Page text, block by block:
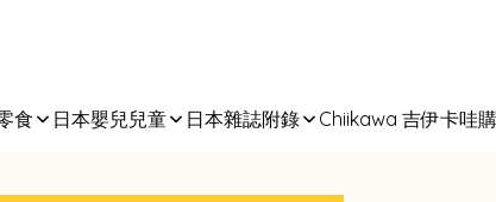
食 日本嬰兒兒童 日本雜誌附錄 Chiikawa 吉伊卡哇